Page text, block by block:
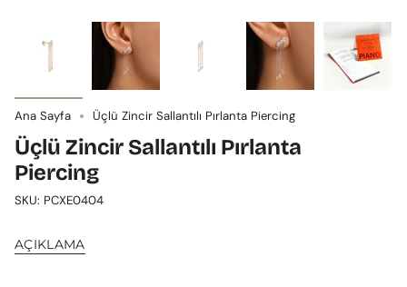
Ana Sayfa Üçlü Zincir Sallantılı Pırlanta Piercing
Üçlü Zincir Sallantılı Pırlanta
Piercing
SKU: PCXE0404
AÇIKLAMA